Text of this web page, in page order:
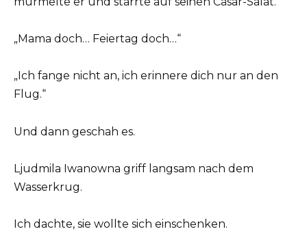
„Mama doch… Feiertag doch…“
„Ich fange nicht an, ich erinnere dich nur an den
Flug.“
Und dann geschah es.
Ljudmila Iwanowna griff langsam nach dem
Wasserkrug.
Ich dachte, sie wollte sich einschenken.